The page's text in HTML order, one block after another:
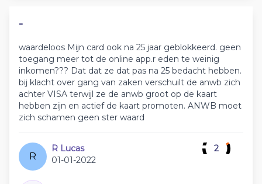
-
waardeloos Mijn card ook na 25 jaar geblokkeerd. geen
toegang meer tot de online app.r eden te weinig
inkomen??? Dat dat ze dat pas na 25 bedacht hebben.
bij klacht over gang van zaken verschuilt de anwb zich
achter VISA terwijl ze de anwb groot op de kaart
hebben zijn en actief de kaart promoten. ANWB moet
zich schamen geen ster waard
R
R Lucas
01-01-2022
2